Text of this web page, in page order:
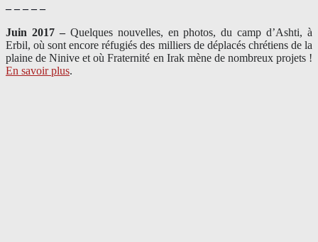
– – – – –
Juin 2017 – Quelques nouvelles, en photos, du camp d’Ashti, à
Erbil, où sont encore réfugiés des milliers de déplacés chrétiens de la
plaine de Ninive et où Fraternité en Irak mène de nombreux projets !
En savoir plus.